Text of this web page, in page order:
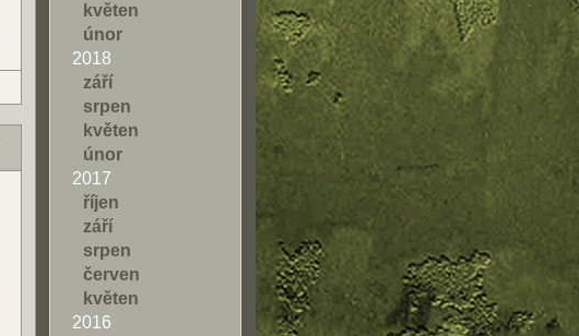
květen
únor
2018
září
srpen
květen
únor
2017
říjen
září
srpen
červen
květen
2016